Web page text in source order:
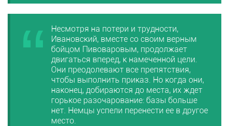
Несмотря на потери и трудности,
Ивановский, вместе со своим верным
бойцом Пивоваровым, продолжает
двигаться вперед, к намеченной цели.
Они преодолевают все препятствия,
чтобы выполнить приказ. Но когда они,
наконец, добираются до места, их ждет
горькое разочарование: базы больше
нет. Немцы успели перенести ее в другое
место.